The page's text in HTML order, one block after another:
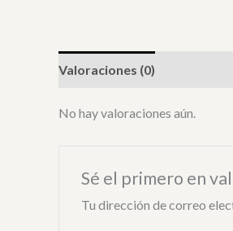
Valoraciones (0)
No hay valoraciones aún.
Sé el primero en
Tu dirección de correo